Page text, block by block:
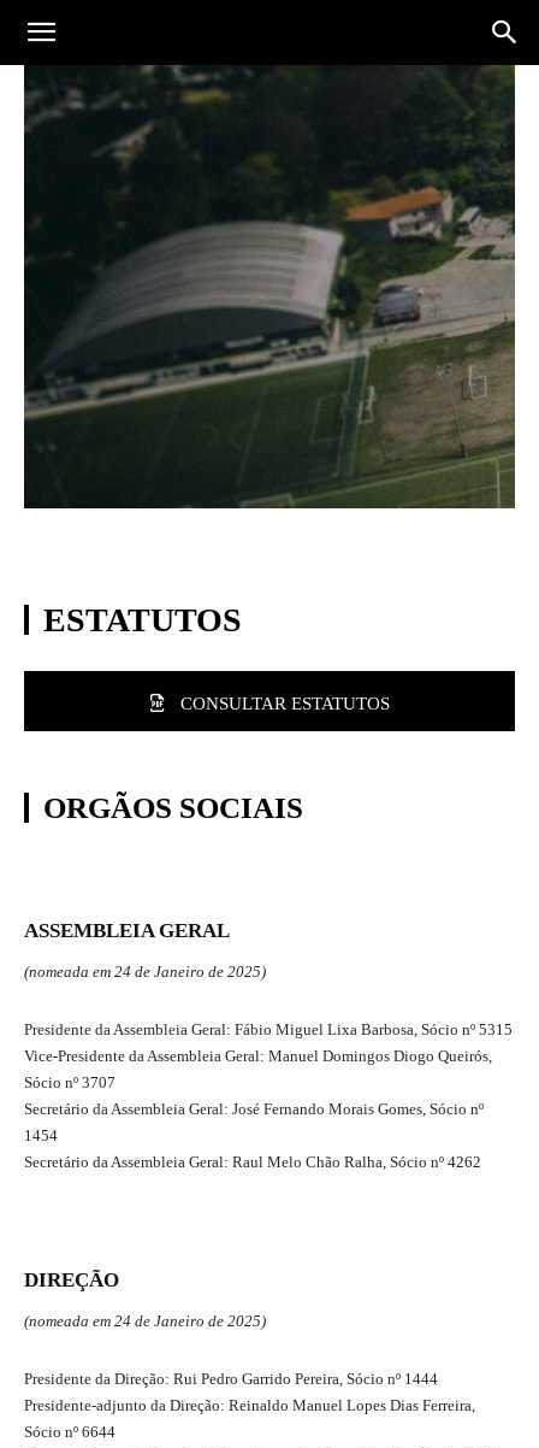
ESTATUTOS
CONSULTAR ESTATUTOS
ORGÃOS SOCIAIS
ASSEMBLEIA GERAL
(nomeada em 24 de Janeiro de 2025)
Presidente da Assembleia Geral: Fábio Miguel Lixa Barbosa, Sócio nº 5315
Vice-Presidente da Assembleia Geral: Manuel Domingos Diogo Queirós,
Sócio nº 3707
Secretário da Assembleia Geral: José Fernando Morais Gomes, Sócio nº
1454
Secretário da Assembleia Geral: Raul Melo Chão Ralha, Sócio nº 4262
DIREÇÃO
(nomeada em 24 de Janeiro de 2025)
Presidente da Direção: Rui Pedro Garrido Pereira, Sócio nº 1444
Presidente-adjunto da Direção: Reinaldo Manuel Lopes Dias Ferreira,
Sócio nº 6644